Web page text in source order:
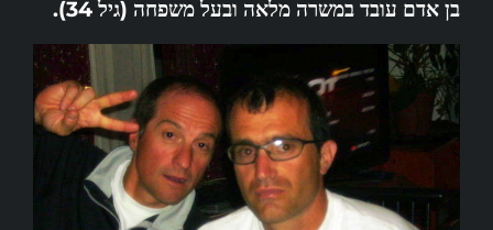
בן אדם עובד במשרה מלאה ובעל משפחה (גיל 34).